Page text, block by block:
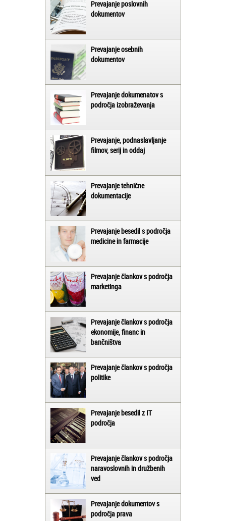
Prevajanje poslovnih
dokumentov
Prevajanje osebnih
dokumentov
Prevajanje dokumenatov s
področja izobraževanja
Prevajanje, podnaslavljanje
filmov, serij in oddaj
Prevajanje tehnične
dokumentacije
Prevajanje besedil s področja
medicine in farmacije
Prevajanje člankov s področja
marketinga
Prevajanje člankov s področja
ekonomije, financ in
bančništva
Prevajanje člankov s področja
politike
Prevajanje besedil z IT
področja
Prevajanje člankov s področja
naravoslovnih in družbenih
ved
Prevajanje dokumentov s
področja prava